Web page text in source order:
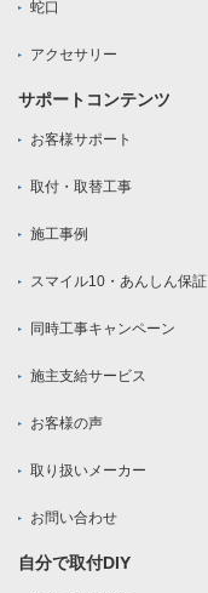
蛇口
アクセサリー
サポートコンテンツ
お客様サポート
取付・取替工事
施工事例
スマイル10・あんしん保証
同時工事キャンペーン
施主支給サービス
お客様の声
取り扱いメーカー
お問い合わせ
自分で取付DIY